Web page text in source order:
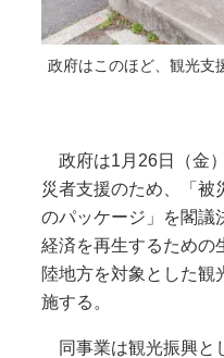
政府はこのほど、観光支
政府は1月26日（金
災者支援のため、「被
のパッケージ」を閣議
経済を再生するための
陸地方を対象とした観
施する。
同事業は観光振興と